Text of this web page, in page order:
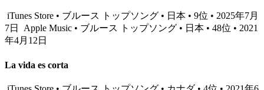
iTunes Store • ブルース トップソング • 日本 • 9位 • 2025年7月
7日
Apple Music • ブルース トップソング • 日本 • 48位 • 2021
年4月12日
La vida es corta